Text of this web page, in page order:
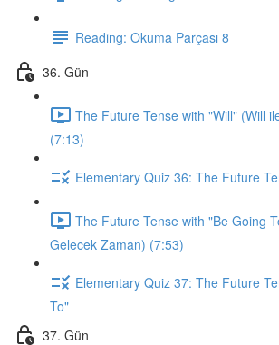
Reading: Okuma Parçası 8
36. Gün
The Future Tense with "Will" (Will
(7:13)
Elementary Quiz 36: The Future
The Future Tense with "Be Going
Gelecek Zaman) (7:53)
Elementary Quiz 37: The Future
To"
37. Gün